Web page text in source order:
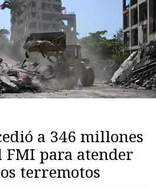
a 346 millones
FMI para atender
terremotos